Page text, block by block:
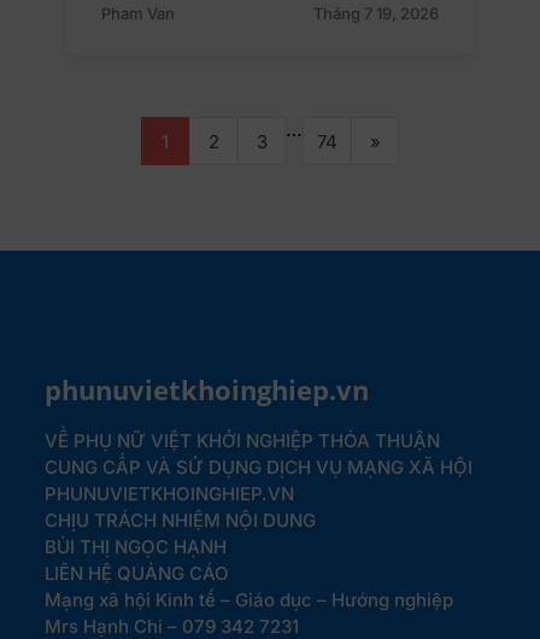
Pham Van
Tháng 7 19, 2026
1 2 3
…
74 »
phunuvietkhoinghiep.vn
VỀ PHỤ NỮ VIỆT KHỞI NGHIỆP THỎA THUẬN
CUNG CẤP VÀ SỬ DỤNG DỊCH VỤ MẠNG XÃ HỘI
PHUNUVIETKHOINGHIEP.VN
CHỊU TRÁCH NHIỆM NỘI DUNG
BÙI THỊ NGỌC HẠNH
LIÊN HỆ QUẢNG CÁO
Mạng xã hội Kinh tế – Giáo dục – Hướng nghiệp
Mrs Hạnh Chi – 079 342 7231